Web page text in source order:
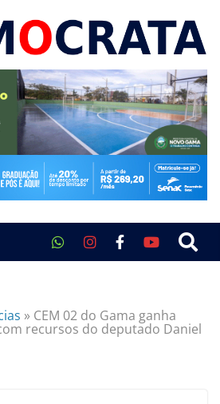
» CEM 02 do Gama ganha
recursos do deputado Daniel